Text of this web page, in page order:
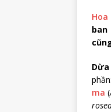
Hoa
ban
phần:
ma (